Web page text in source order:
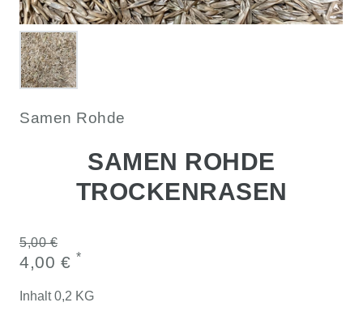
Samen Rohde
SAMEN ROHDE
TROCKENRASEN
5,00 €
4,00 € *
Inhalt0,2 KG